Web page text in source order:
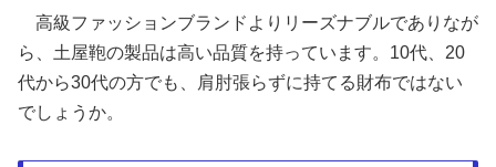
高級ファッションブランドよりリーズナブルでありなが
ら、土屋鞄の製品は高い品質を持っています。10代、20
代から30代の方でも、肩肘張らずに持てる財布ではない
でしょうか。